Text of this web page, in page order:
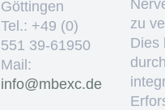
Göttingen
Tel.: +49 (0)
551 39-61950
Mail:
ed.cxebm@ofni
zu
Dies